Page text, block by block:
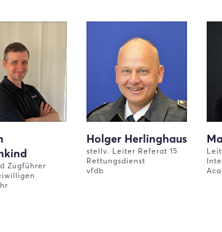
Zugführer
Holger Herlinghaus
stellv. Leiter Referat 15
Rettungsdienst
vfdb